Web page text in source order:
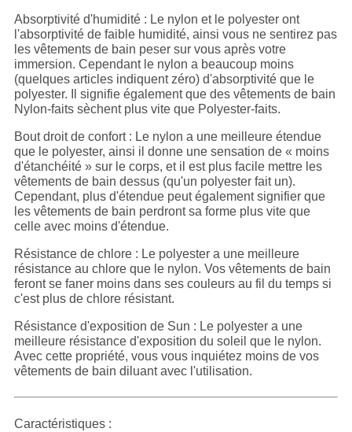
Absorptivité d'humidité : Le nylon et le polyester ont
l'absorptivité de faible humidité, ainsi vous ne sentirez pas
les vêtements de bain peser sur vous après votre
immersion. Cependant le nylon a beaucoup moins
(quelques articles indiquent zéro) d'absorptivité que le
polyester. Il signifie également que des vêtements de bain
Nylon-faits sèchent plus vite que Polyester-faits.
Bout droit de confort : Le nylon a une meilleure étendue
que le polyester, ainsi il donne une sensation de « moins
d'étanchéité » sur le corps, et il est plus facile mettre les
vêtements de bain dessus (qu'un polyester fait un).
Cependant, plus d'étendue peut également signifier que
les vêtements de bain perdront sa forme plus vite que
celle avec moins d'étendue.
Résistance de chlore : Le polyester a une meilleure
résistance au chlore que le nylon. Vos vêtements de bain
feront se faner moins dans ses couleurs au fil du temps si
c'est plus de chlore résistant.
Résistance d'exposition de Sun : Le polyester a une
meilleure résistance d'exposition du soleil que le nylon.
Avec cette propriété, vous vous inquiétez moins de vos
vêtements de bain diluant avec l'utilisation.
Caractéristiques :